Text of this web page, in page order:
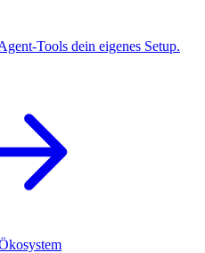
Tools dein eigenes Setup.